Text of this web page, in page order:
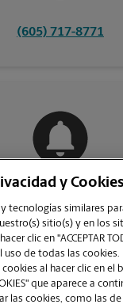
(605) 717-8771
y Cookies
tecnologías similares
sitio(s) y en los
clic en "ACCEPTAR
uso de todas las
cookies al hacer clic en el
que aparece a
las cookies, como las